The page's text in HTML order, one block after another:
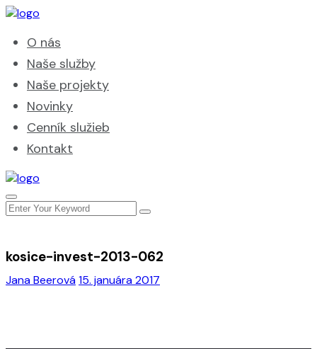
O nás
Naše služby
Naše projekty
Novinky
Cenník služieb
Kontakt
Jana Beerová15. januára 2017
kosice-invest-2013-062